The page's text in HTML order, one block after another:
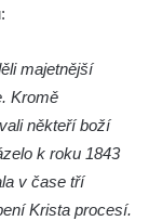
majetnější
Kromě
někteří boží
k roku 1843
v čase tří
Krista procesí.